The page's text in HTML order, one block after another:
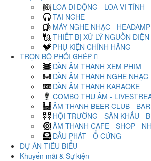
LOA DI ĐỘNG - LOA VI TÍNH
TAI NGHE
MÁY NGHE NHẠC - HEADAMP
THIẾT BỊ XỬ LÝ NGUỒN ĐIỆN
PHỤ KIỆN CHÍNH HÃNG
TRỌN BỘ PHỐI GHÉP
DÀN ÂM THANH XEM PHIM
DÀN ÂM THANH NGHE NHẠC
DÀN ÂM THANH KARAOKE
COMBO THU ÂM -
ÂM THANH BEER CLUB - BAR
HỘI TRƯỜNG - SÂN KHẤU -
ÂM THANH CAFE - SHOP -
ĐẦU PHÁT - Ổ CỨNG
DỰ ÁN TIÊU BIỂU
Khuyến mãi & Sự kiện